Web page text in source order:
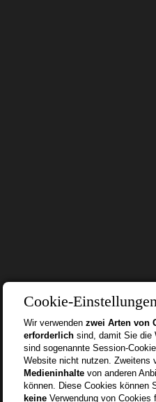
Cookie-
Wir verwenden zwei Arten von
erforderlichsind, damit Sie die
sind sogenannte Session-
Website nicht nutzen. Zweitens
Medieninhaltevon anderen
können. Diese Cookies können
keineVerwendung von Cookies